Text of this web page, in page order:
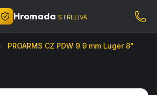
Hromada STŘELIVA
PROARMS CZ PDW 9 9 mm Luger 8"